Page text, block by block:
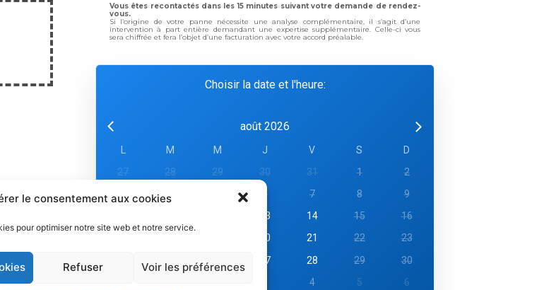
le consentement aux cookies
pour optimiser notre site web et notre service.
Refuser Voir les préférences
Vous êtes recontactés dans les 15 minutes suivant votre demande de rendez-
vous.
Si l’origine de votre panne nécessite une analyse complémentaire, il s’agit d’une
intervention à part entière demandant une expertise supplémentaire. Celle-ci vous
sera chiffrée et fera l’objet d’une facturation avec votre accord préalable.
Choisir la date et l'heure:
août 2026
M M J V S
D
27
28 29 30 31 1
2
3
4 6 7 8
9
13 14 15
16
20 21 22
23
27 28 29
30
4 5 6